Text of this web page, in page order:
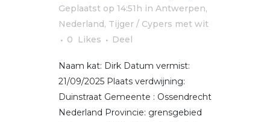
Geplaatst op 14:51h in Antwerpen,
Nederland, Tijger / Cypers met wit
0
Likes Deel
Naam kat: Dirk Datum vermist:
21/09/2025 Plaats verdwijning:
Duinstraat Gemeente : Ossendrecht
Nederland Provincie: grensgebied